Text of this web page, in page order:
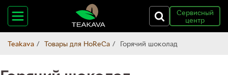
Сервисный
центр
Teakava Товары для HoReCa Горячий шоколад